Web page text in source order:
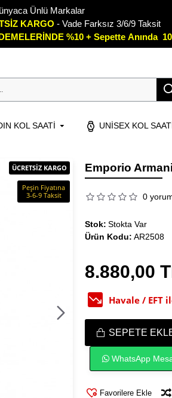
Ünlü Markalar
KARGO - Vade Farksız 3/6/9 Taksit
%10 + Sepette Anında
KOL SAATI UNISEX KOL
ÜCRETSİZ KARGO
Peşin Fiyatına
3-6-9 Taksit
Emporio
0
8.880,00
Havale / EFT
Stok: Stokta Var
Ürün Kodu: AR2508
SEPETE
WhatsApp
Favorilere Ekle